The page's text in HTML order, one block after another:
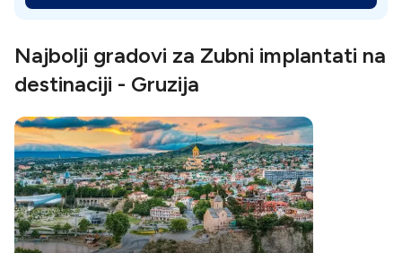
Najbolji gradovi za Zubni implantati na
destinaciji - Gruzija